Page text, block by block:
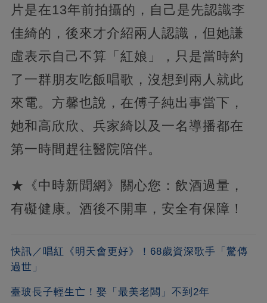
片是在13年前拍攝的，自己是先認識李
佳綺的，後來才介紹兩人認識，但她謙
虛表示自己不算「紅娘」，只是當時約
了一群朋友吃飯唱歌，沒想到兩人就此
來電。方馨也說，在傅子純出事當下，
她和高欣欣、兵家綺以及一名導播都在
第一時間趕往醫院陪伴。
★《中時新聞網》關心您：飲酒過量，
有礙健康。酒後不開車，安全有保障！
快訊／唱紅《明天會更好》！68歲資深歌手「驚傳
過世」
臺玻長子輕生亡！娶「最美老闆」不到2年